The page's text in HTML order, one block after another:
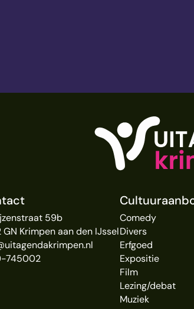
59b
GN Krimpen aan den IJssel
745002
Comedy
Divers
Erfgoed
Expositie
Film
Lezing/debat
Muziek